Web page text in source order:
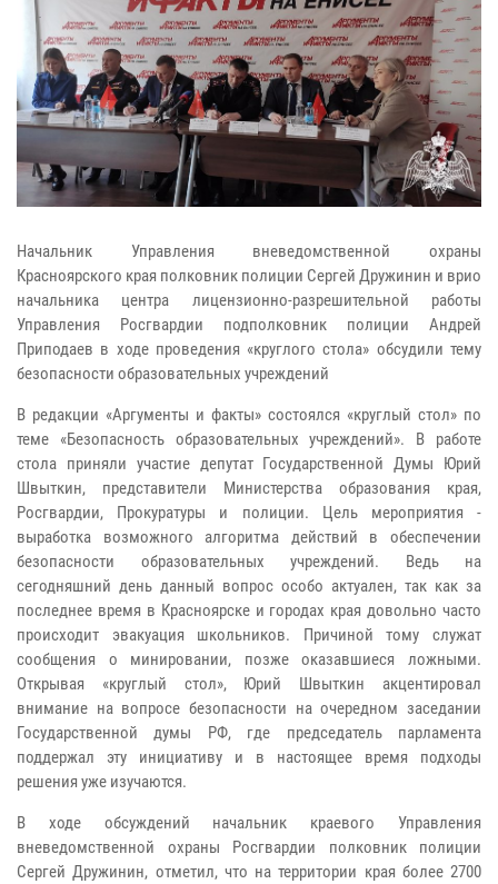
Начальник Управления вневедомственной охраны
Красноярского края полковник полиции Сергей Дружинин и врио
начальника центра лицензионно-разрешительной работы
Управления Росгвардии подполковник полиции Андрей
Приподаев в ходе проведения «круглого стола» обсудили тему
безопасности образовательных учреждений
В редакции «Аргументы и факты» состоялся «круглый стол» по
теме «Безопасность образовательных учреждений». В работе
стола приняли участие депутат Государственной Думы Юрий
Швыткин, представители Министерства образования края,
Росгвардии, Прокуратуры и полиции. Цель мероприятия -
выработка возможного алгоритма действий в обеспечении
безопасности образовательных учреждений. Ведь на
сегодняшний день данный вопрос особо актуален, так как за
последнее время в Красноярске и городах края довольно часто
происходит эвакуация школьников. Причиной тому служат
сообщения о минировании, позже оказавшиеся ложными.
Открывая «круглый стол», Юрий Швыткин акцентировал
внимание на вопросе безопасности на очередном заседании
Государственной думы РФ, где председатель парламента
поддержал эту инициативу и в настоящее время подходы
решения уже изучаются.
В ходе обсуждений начальник краевого Управления
вневедомственной охраны Росгвардии полковник полиции
Сергей Дружинин, отметил, что на территории края более 2700